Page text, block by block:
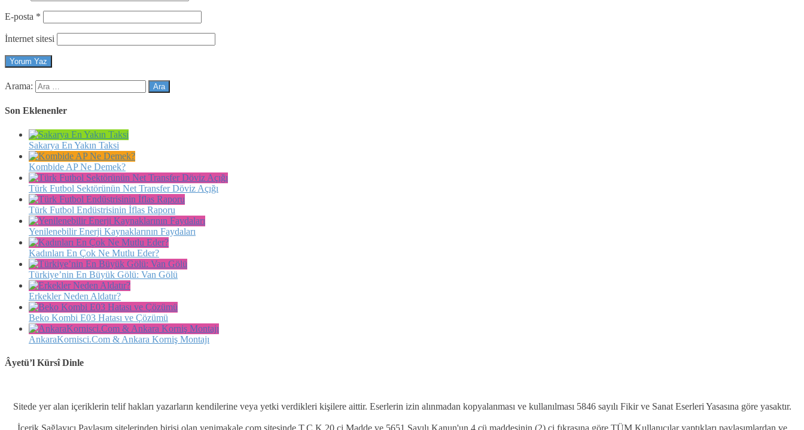
E-posta *
İnternet sitesi
Arama:
Son Eklenenler
Sakarya En Yakın Taksi
Kombide AP Ne Demek?
Türk Futbol Sektörünün Net Transfer Döviz Açığı
Türk Futbol Endüstrisinin İflas Raporu
Yenilenebilir Enerji Kaynaklarının Faydaları
Kadınları En Çok Ne Mutlu Eder?
Türkiye’nin En Büyük Gölü: Van Gölü
Erkekler Neden Aldatır?
Beko Kombi E03 Hatası ve Çözümü
AnkaraKornisci.Com & Ankara Korniş Montajı
Âyetü’l Kürsî Dinle
Sitede yer alan içeriklerin telif hakları yazarların kendilerine veya yetki verdikleri kişilere aittir. Eserlerin izin alınmadan kopyalanması ve kullanılması 5846 sayılı Fikir ve Sanat Eserleri Yasasına göre yasaktır.